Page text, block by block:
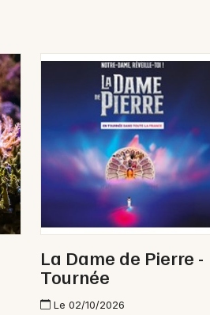
Ille-et-Vilaine
mes départements
email
Je m'abonne
La Dame de Pierre -
Tournée
Le 02/10/2026